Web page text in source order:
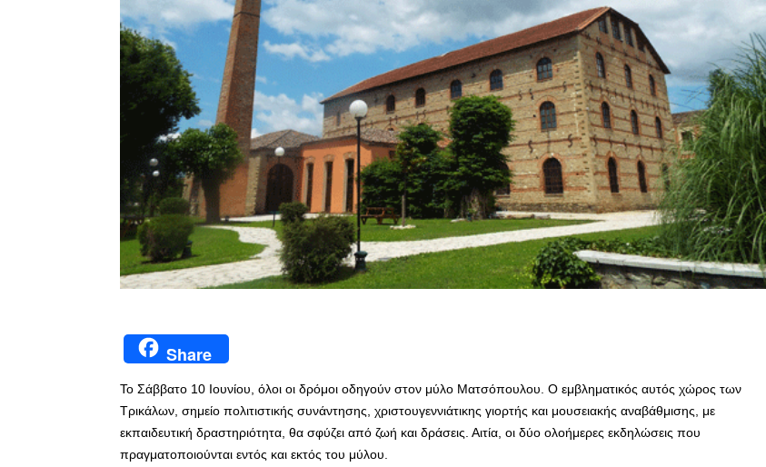
Share
Το Σάββατο 10 Ιουνίου, όλοι οι δρόμοι οδηγούν στον μύλο Ματσόπουλου. Ο εμβληματικός αυτός χώρος των
Τρικάλων, σημείο πολιτιστικής συνάντησης, χριστουγεννιάτικης γιορτής και μουσειακής αναβάθμισης, με
εκπαιδευτική δραστηριότητα, θα σφύζει από ζωή και δράσεις. Αιτία, οι δύο ολοήμερες εκδηλώσεις που
πραγματοποιούνται εντός και εκτός του μύλου.